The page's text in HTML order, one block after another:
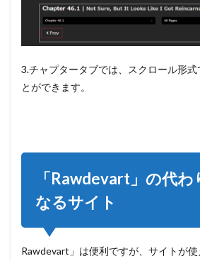
3.チャプタータブでは、スクロール形式
とができます。
「Rawdevart」の代わ
なるサイト
Rawdevart」は便利ですが、サイトが